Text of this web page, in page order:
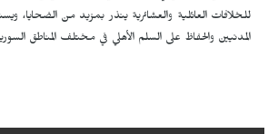
للخلافات العائلية والعشائرية ينذر بمزيد من الضحايا،
المدنيين والحفاظ على السلم الأهلي في مختلف المناطق